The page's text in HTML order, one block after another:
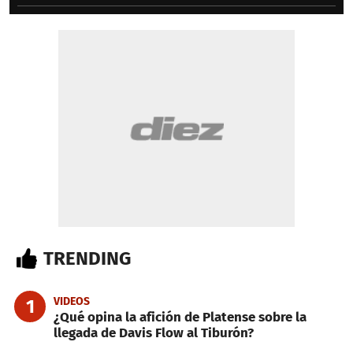
TRENDING
1 VIDEOS
¿Qué opina la afición de Platense sobre la
llegada de Davis Flow al Tiburón?